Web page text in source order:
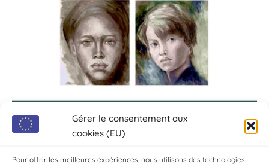
Gérer le consentement aux
cookies (EU)
Pour offrir les meilleures expériences, nous utilisons des technologies